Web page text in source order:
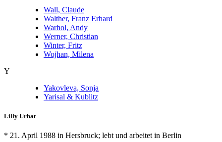
Wall, Claude
Walther, Franz Erhard
Warhol, Andy
Werner, Christian
Winter, Fritz
Wojhan, Milena
Y
Yakovleva, Sonja
Yarisal & Kublitz
Lilly Urbat
* 21. April 1988 in Hersbruck; lebt und arbeitet in Berlin